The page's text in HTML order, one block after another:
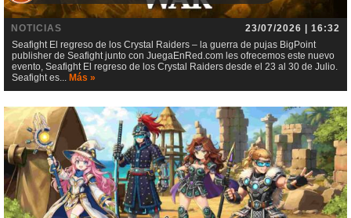
NOTICIAS
23/07/2026 | 16:32
Seafight El regreso de los Crystal Raiders – la guerra de pujas BigPoint
publisher de Seafight junto con JuegaEnRed.com les ofrecemos este nuevo
evento, Seafight El regreso de los Crystal Raiders desde el 23 al 30 de Julio.
Seafight es... Más »